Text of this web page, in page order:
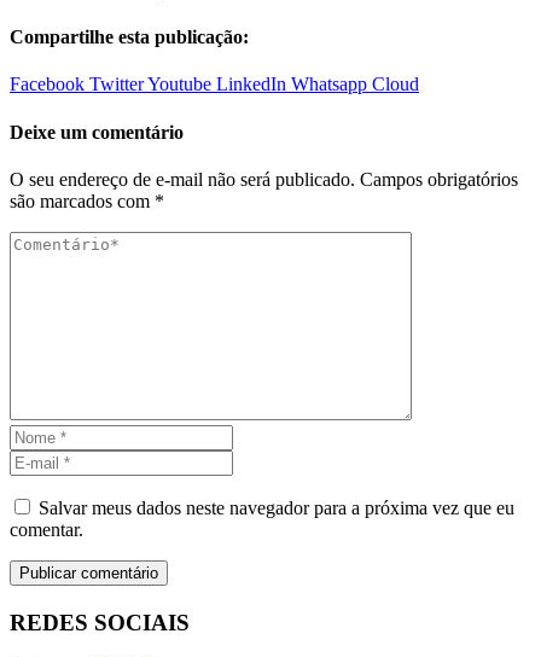
Compartilhe esta publicação:
Facebook TwitterYoutube LinkedIn Whatsapp Cloud
Deixe um comentário
O seu endereço de e-mail não será publicado. Campos obrigatórios
são marcados com *
Salvar meus dados neste navegador para a próxima vez que eu
comentar.
REDES SOCIAIS